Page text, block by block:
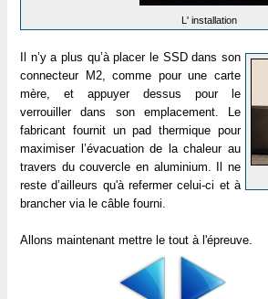
L' installation
Il n’y a plus qu’à placer le SSD dans son
connecteur M2, comme pour une carte
mère, et appuyer dessus pour le
verrouiller dans son emplacement. Le
fabricant fournit un pad thermique pour
maximiser l’évacuation de la chaleur au
travers du couvercle en aluminium. Il ne
reste d’ailleurs qu'à refermer celui-ci et à
brancher via le câble fourni.
Allons maintenant mettre le tout à l'épreuve.